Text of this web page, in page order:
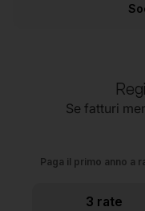
Se fatturi
Paga il primo anno a
3 rate